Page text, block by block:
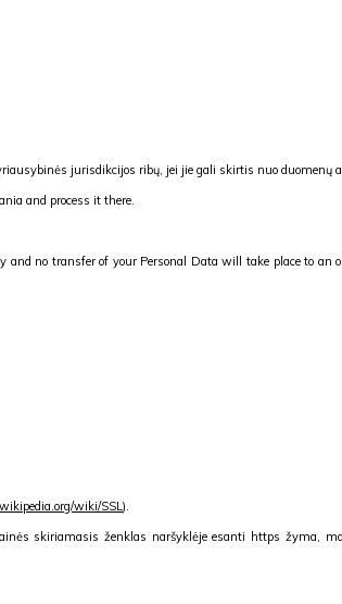
jurisdikcijos ribų, jei jie gali skirtis nuo duomenų
and process it there.
no transfer of your Personal Data will take place to an
wiki/SSL).
skiriamasis ženklas naršyklėje esanti https žyma,